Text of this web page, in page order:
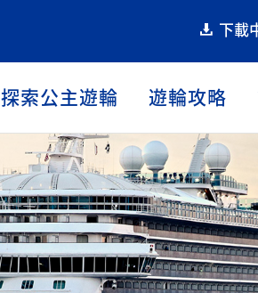
下載
探索公主遊輪 遊輪攻略